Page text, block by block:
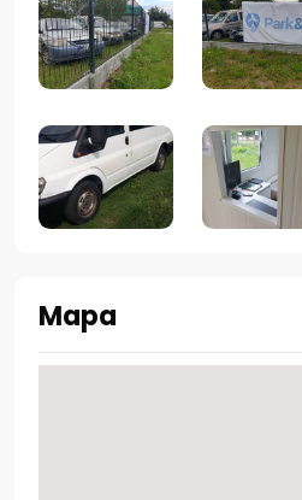
Mapa